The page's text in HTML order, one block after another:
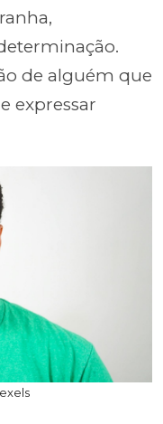
de alguém que
expressar